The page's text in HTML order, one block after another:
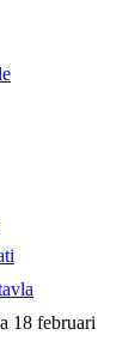
18 februari